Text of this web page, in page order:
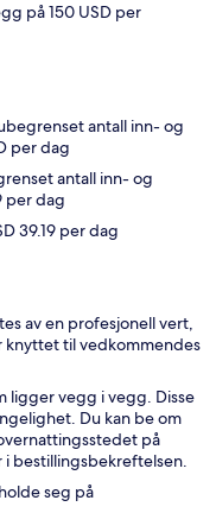
på 150 USD per
antall inn- og
per dag
antall inn- og
per dag
39.19 per dag
av en profesjonell vert,
knyttet til vedkommendes
ligger vegg i vegg. Disse
Du kan be om
på
bestillingsbekreftelsen.
seg på